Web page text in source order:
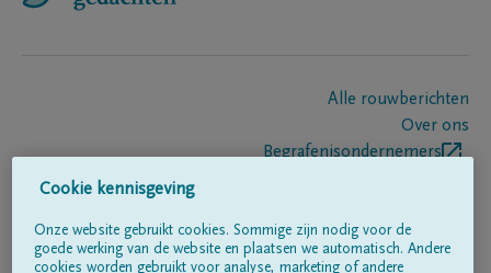
Alle rouwberichten
Over ons
Begrafenisondernemers
Volg ons op
Cookie kennisgeving
Onze website gebruikt cookies. Sommige zijn nodig voor de
goede werking van de website en plaatsen we automatisch. Andere
cookies worden gebruikt voor analyse, marketing of andere